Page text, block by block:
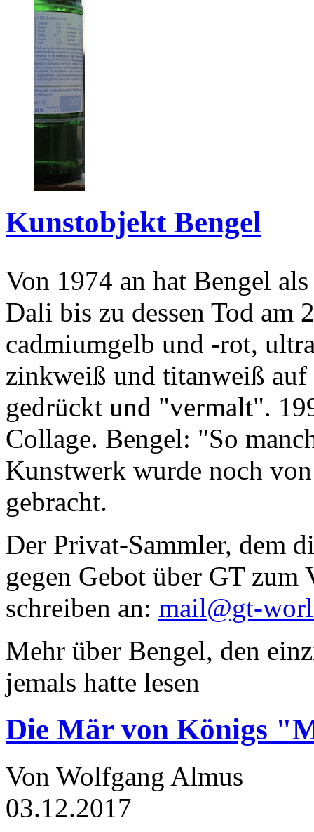
Kunstobjekt Bengel
Von 1974 an hat Bengel
Dali bis zu dessen Tod am
cadmiumgelb und -rot,
zinkweiß und titanweiß
gedrückt und "vermalt".
Collage. Bengel: "So
Kunstwerk wurde noch
gebracht.
Der Privat-Sammler, dem
gegen Gebot über GT zum
schreiben an: mail@gt-
Mehr über Bengel, den
jemals hatte lesen
Die Mär von Königs
Von Wolfgang Almus
03.12.2017